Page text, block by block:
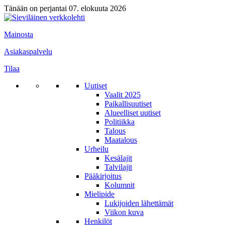
Tänään on perjantai 07. elokuuta 2026
Mainosta
Asiakaspalvelu
Tilaa
Uutiset
Vaalit 2025
Paikallisuutiset
Alueelliset uutiset
Politiikka
Talous
Maatalous
Urheilu
Kesälajit
Talvilajit
Pääkirjoitus
Kolumnit
Mielipide
Lukijoiden lähettämät
Viikon kuva
Henkilöt